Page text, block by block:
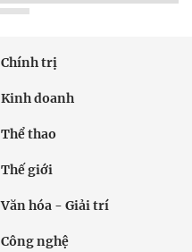
Chính trị
Kinh doanh
Thể thao
Thế giới
Văn hóa - Giải trí
Công nghệ